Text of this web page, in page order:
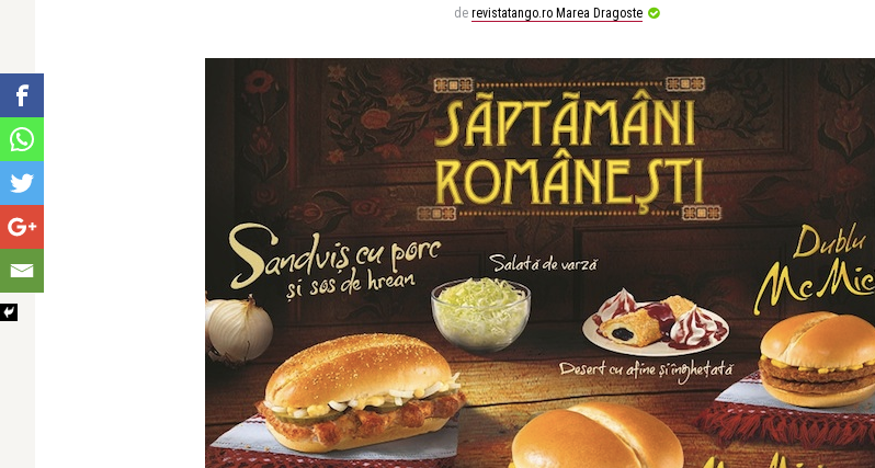
de revistatango.ro Marea Dragoste